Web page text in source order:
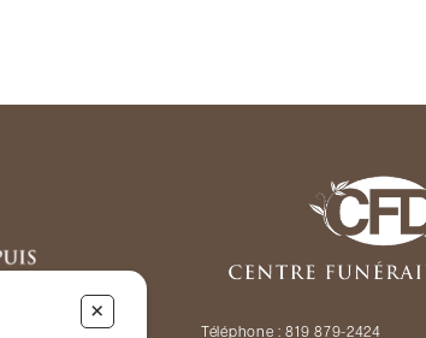
Téléphone :819 879-2424
+